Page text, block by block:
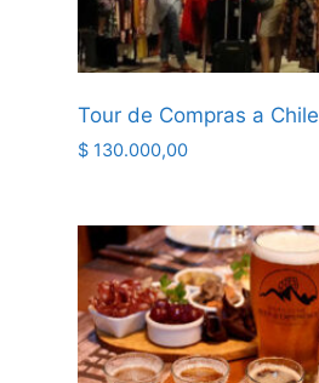
Tour de Compras a Chile
$130.000,00